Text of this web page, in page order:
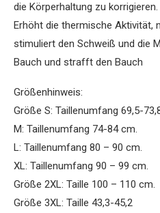
die Körperhaltung zu korrigieren.
Erhöht die thermische Aktivität,
stimuliert den Schweiß und die
Bauch und strafft den Bauch
Größenhinweis:
Größe S: Taillenumfang 69,5-
M: Taillenumfang 74-84 cm.
L: Taillenumfang 80 – 90 cm.
XL: Taillenumfang 90 – 99 cm.
Größe 2XL: Taille 100 – 110 cm.
Größe 3XL: Taille 43,3-45,2